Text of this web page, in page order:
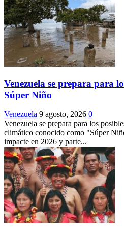
Venezuela se prepara para
Súper Niño
Venezuela 9 agosto, 2026 0
Venezuela se prepara para los
climático conocido como "Súper
impacte en 2026 y parte...